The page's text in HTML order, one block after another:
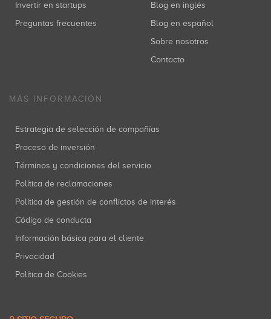
Invertir en startups
Preguntas frecuentes
Blog en inglés
Blog en español
Sobre nosotros
Contacto
MÁS INFORMACIÓN
Estrategia de selección de compañías
Proceso de inversión
Términos y condiciones del servicio
Política de reclamaciones
Política de gestión de conflictos de interés
Código de conducta
Información básica para el cliente
Privacidad
Política de Cookies